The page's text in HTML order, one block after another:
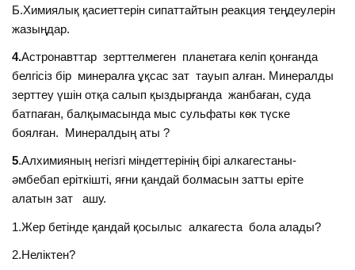
Б.Химиялық қасиеттерін сипаттайтын реакция теңдеулерін
жазыңдар.
4.Астронавттар зерттелмеген планетаға келіп қонғанда
белгісіз бір минералға ұқсас зат тауып алған. Минералды
зерттеу үшін отқа салып қыздырғанда жанбаған, суда
батпаған, балқымасында мыс сульфаты көк түске
боялған. Минералдың аты ?
5.Алхимияның негізгі міндеттерінің бірі алкагестаны-
әмбебап еріткішті, яғни қандай болмасын затты еріте
алатын зат ашу.
1.Жер бетінде қандай қосылыс алкагеста бола алады?
2.Неліктен?